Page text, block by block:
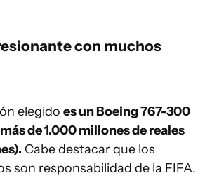
con muchos
elegido es un Boeing 767-300
de 1.000 millones de reales
Cabe destacar que los
son responsabilidad de la FIFA.